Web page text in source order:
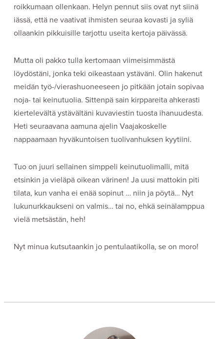
roikkumaan ollenkaan. Helyn pennut siis ovat nyt siinä
iässä, että ne vaativat ihmisten seuraa kovasti ja syliä
ollaankin pikkuisille tarjottu useita kertoja päivässä.
Mutta oli pakko tulla kertomaan viimeisimmästä
löydöstäni, jonka teki oikeastaan ystäväni. Olin hakenut
meidän työ-/vierashuoneeseen jo pitkään jotain sopivaa
noja- tai keinutuolia. Sittenpä sain kirppareita ahkerasti
kiertelevältä ystävältäni kuvaviestin tuosta ihanuudesta.
Heti seuraavana aamuna ajelin Vaajakoskelle
nappaamaan hyväkuntoisen tuolivanhuksen kyytiini.
Tuo on juuri sellainen simppeli keinutuolimalli, mitä
etsinkin ja vieläpä oikean värinen! Ja uusi mattokin piti
tilata, kun vanha ei enää sopinut … niin ja pöytä… Nyt
lukunurkkaukseni on valmis… tai no, ehkä seinälamppua
vielä metsästän, heh!
Nyt minua kutsutaankin jo pentulaatikolla, se on moro!